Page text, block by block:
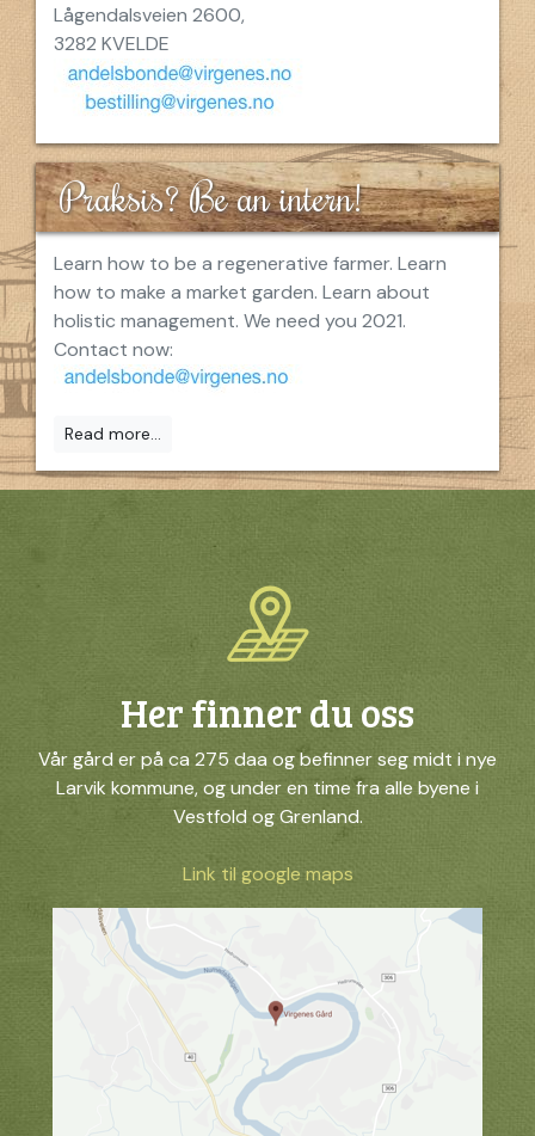
Lågendalsveien 2600,
3282 KVELDE
Praksis? Be an intern!
Learn how to be a regenerative farmer. Learn
how to make a market garden. Learn about
holistic management. We need you 2021.
Contact now:
Read more...
Her finner du oss
Vår gård er på ca 275 daa og befinner seg midt i nye
Larvik kommune, og under en time fra alle byene i
Vestfold og Grenland.
Link til google maps